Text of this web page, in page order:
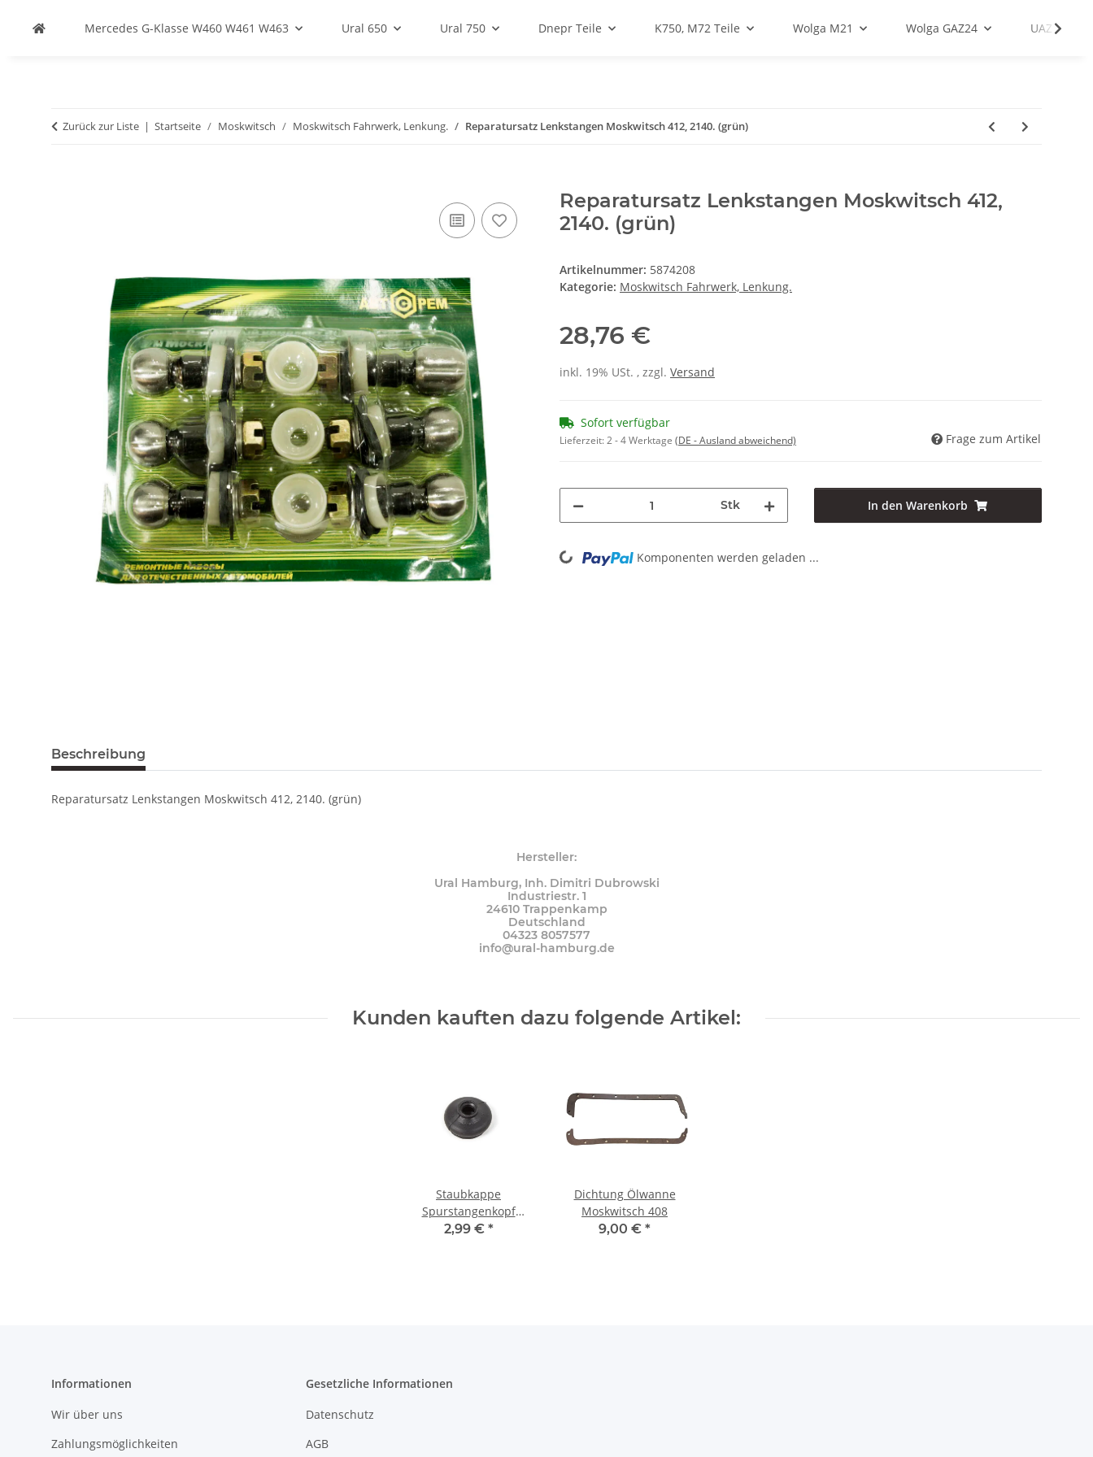
Mercedes G-Klasse W460 W461 W463 Ural 650 Ural 750 Dnepr Teile K750, M72 Teile Wolga M21 Wolga GAZ24 UAZ
Zurück zur Liste Startseite Moskwitsch Moskwitsch Fahrwerk, Lenkung. Reparatursatz Lenkstangen Moskwitsch 412, 2140. (grün)
Reparatursatz Lenkstangen Moskwitsch 412,
2140. (grün)
Artikelnummer: 5874208
Kategorie: Moskwitsch Fahrwerk, Lenkung.
28,76 €
inkl. 19% USt. , zzgl. Versand
Sofort verfügbar
Lieferzeit:2 - 4 Werktage (DE - Ausland abweichend) Frage zum Artikel
Stk In den Warenkorb
Loading... Komponenten werden geladen ...
Beschreibung
Reparatursatz Lenkstangen Moskwitsch 412, 2140. (grün)
Hersteller:
Ural Hamburg, Inh. Dimitri Dubrowski
Industriestr. 1
24610 Trappenkamp
Deutschland
04323 8057577
info@ural-hamburg.de
Kunden kauften dazu folgende Artikel:
Staubkappe
Spurstangenkopf
Moskwitsch.
2,99 € *
Dichtung Ölwanne
Moskwitsch 408
9,00 € *
Informationen
Wir über uns
Zahlungsmöglichkeiten
Gesetzliche Informationen
Datenschutz
AGB